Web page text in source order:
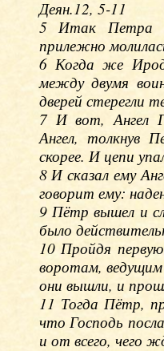
Деян.12, 5-11
5 Итак Петра
прилежно
6 Когда же
между двумя
дверей стерегли
7 И вот, Ангел
Ангел, толкнув
скорее. И цепи
8 И сказал ему
говорит ему:
9 Пётр вышел и
было
10 Пройдя
воротам,
они вышли, и
11 Тогда Пётр,
что Господь
и от всего, чего